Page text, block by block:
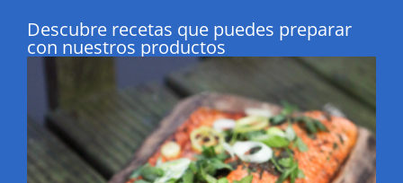
Descubre recetas que puedes preparar
con nuestros productos